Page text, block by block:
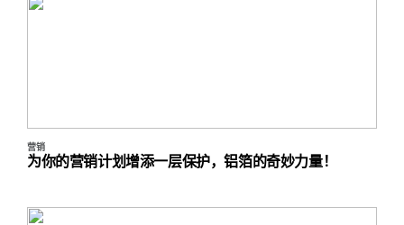
为你的营销计划增添一层保护，铝箔的奇妙力量！
营销